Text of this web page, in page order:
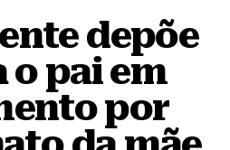
depõe
o pai em
por